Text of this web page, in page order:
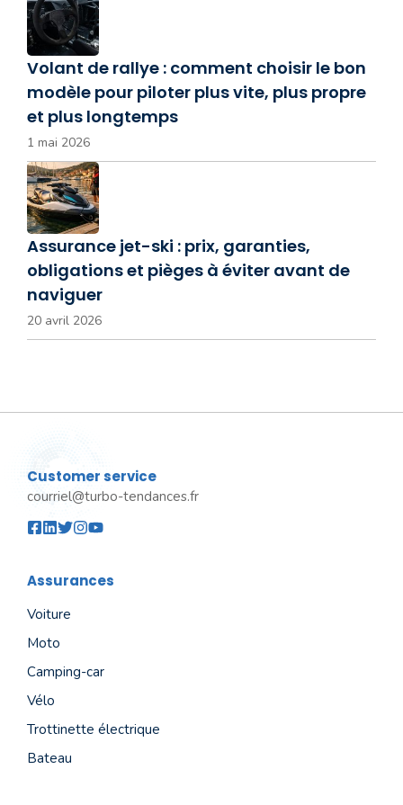
Volant de rallye : comment choisir le bon
modèle pour piloter plus vite, plus propre
et plus longtemps
1 mai 2026
Assurance jet-ski : prix, garanties,
obligations et pièges à éviter avant de
naviguer
20 avril 2026
Customer service
courriel@turbo-tendances.fr
Assurances
Voiture
Moto
Camping-car
Vélo
Trottinette électrique
Bateau